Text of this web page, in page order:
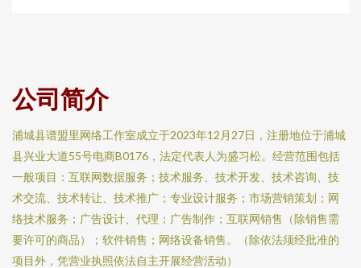
公司简介
浦城县谱盟里网络工作室成立于2023年12月27日，注册地位于浦城
县兴业大道55号电商B0176，法定代表人为盛习松。经营范围包括
一般项目：互联网数据服务；技术服务、技术开发、技术咨询、技
术交流、技术转让、技术推广；专业设计服务；市场营销策划；网
络技术服务；广告设计、代理；广告制作；互联网销售（除销售需
要许可的商品）；软件销售；网络设备销售。（除依法须经批准的
项目外，凭营业执照依法自主开展经营活动）